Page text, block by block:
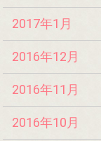
2017年1月
2016年12月
2016年11月
2016年10月